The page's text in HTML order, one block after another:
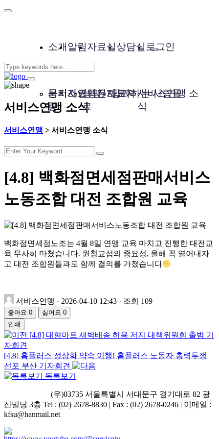
소개
서비스연맹은?함께하는 사람들
알림
공지사
항
성명, 보도자
료
서비스연맹 소
식
자료실
문서자료사진자료
상담실 로그인
서비스연맹 소식
서비스연맹 > 서비스연맹 소식
[4.8] 백화점면세점판매서비스
노동조합 대전 조합원 교육
백화점면세점노조는 4월 8일 연맹 교육 마치고 진행한 대전교
육 무사히 마쳤습니다. 원청교섭의 중요성, 올해 꼭 열어내자
고 대전 조합원들과도 함께 결의를 가졌습니다
서비스연맹 · 2026-04-10 12:43 · 조회 109
좋아요 0 싫어요 0
인쇄
[4.8] 대형마트 새벽배송 허용 저지 대책위원회 출범 기
자회견
[4.8] 홈플러스 정상화 약속 이행! 홈플러스 노동자 총력투쟁
선포 부산 기자회견
목록보기
ㅤ ㅤ ㅤㅤ(우)03735 서울특별시 서대문구 경기대로 82 광
산빌딩 3층 Tel : (02) 2678-8830 | Fax : (02) 2678-0246 | 이메일 :
kfsu@hanmail.net